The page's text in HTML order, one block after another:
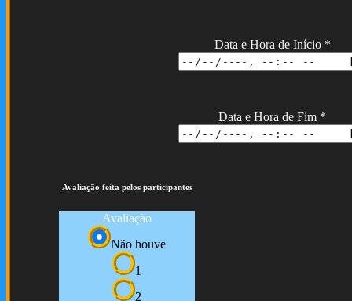
Data e Hora de Início *
Data e Hora de Fim *
Avaliação feita pelos participantes
Avaliação
Não houve
1
2